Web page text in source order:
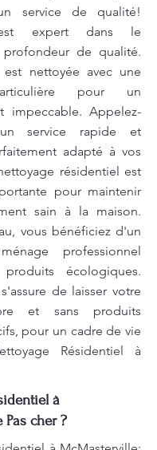
service de qualité!
est expert dans le
de qualité.
nettoyée avec une
pour un
impeccable. Appelez-
service rapide et
adapté à vos
résidentiel est
pour maintenir
sain à la maison.
vous bénéficiez d'un
professionnel
écologiques.
de laisser votre
et sans produits
pour un cadre de vie
Résidentiel à
à
cher ?